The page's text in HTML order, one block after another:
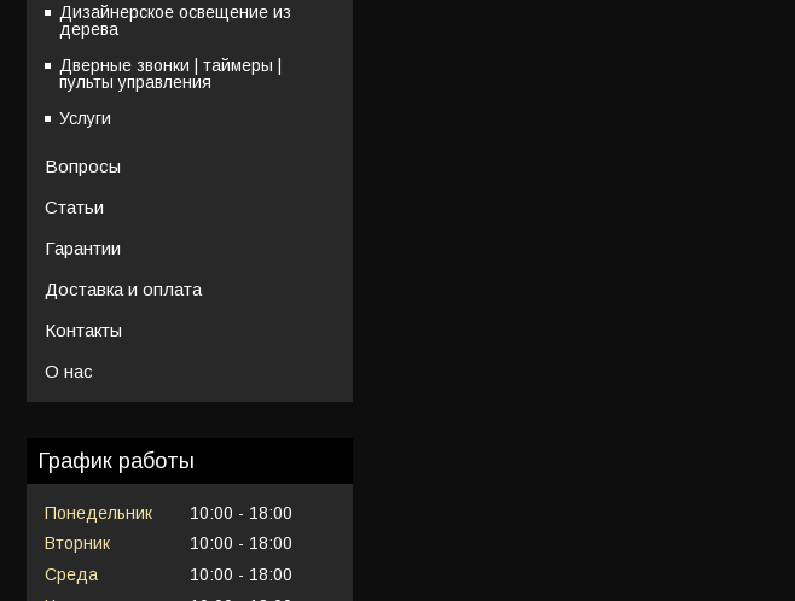
Дизайнерское освещение из
дерева
Дверные звонки | таймеры |
пульты управления
Услуги
Вопросы
Статьи
Гарантии
Доставка и оплата
Контакты
О нас
График работы
Понедельник 10:00
18:00
Вторник
10:00
18:00
Среда
10:00
18:00